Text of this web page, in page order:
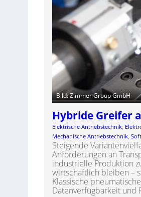
Bild: Zimmer Group GmbH
Hybride Greifer
Elektrische Antriebstechnik,
Mechanische Antriebstechnik,
Steigende
Anforderungen an
industrielle Produktion
wirtschaftlich bleiben –
Klassische
Datenverfügbarkeit und